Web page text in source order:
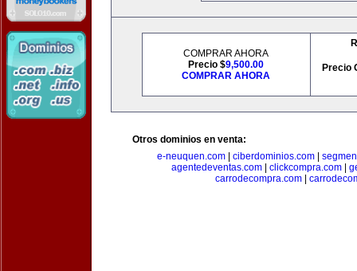
COMPRAR AHORA
Precio $9,500.00
COMPRAR AHORA
Precio
Otros dominios en venta:
e-neuquen.com
ciberdominios.com
agentedeventas.com| clickcompra.com|
carrodecompra.com|